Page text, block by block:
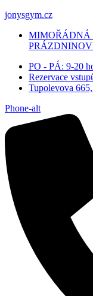
jonysgym.cz
PO - PÁ: 9-20
Rezervace
Tupolevova
Phone-alt